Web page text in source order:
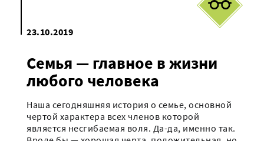
23.10.2019
Семья — главное в жизни
любого человека
Наша сегодняшняя история о семье, основной
чертой характера всех членов которой
является несгибаемая воля. Да-да, именно так.